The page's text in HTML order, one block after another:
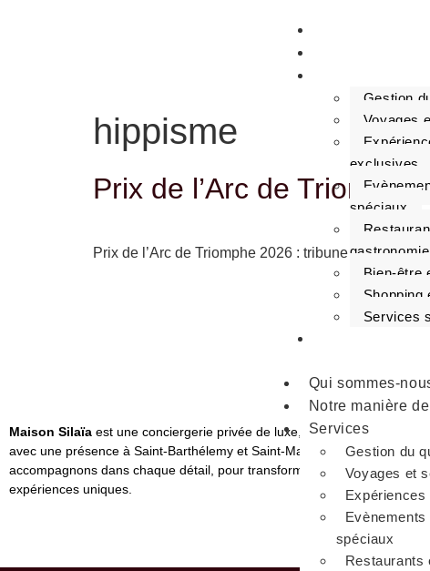
Gestion
Voyages
exclusives
spéciaux
gastronomie
Bien-être
Shopping
Services
Qui sommes-
Notre manière
Services
Gestion du
Voyages et
spéciaux
Restaurants
hippisme
Prix de l’Arc de
Prix de l’Arc de Triomphe 2026 : tribune privee,
Maison Silaïa est une conciergerie privée de luxe, basée au
avec une présence à Saint-Barthélemy et Saint-Martin. Nous vous
accompagnons dans chaque détail, pour transformer vos besoins en
expériences uniques.